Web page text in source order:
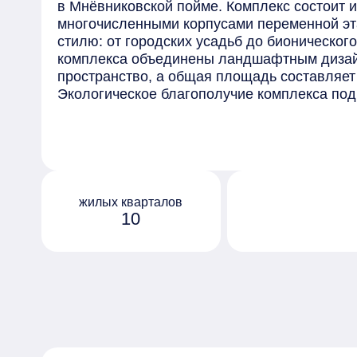
в Мнёвниковской пойме. Комплекс состоит
многочисленными корпусами переменной
стилю: от городских усадьб до
комплекса объединены ландшафтным
пространство, а общая площадь
Экологическое благополучие комплекса
залами. На выбор представлено большое
студий до квартир с четырьмя и пятью
лоджией, французскими балконами,
10
жилых кварталов